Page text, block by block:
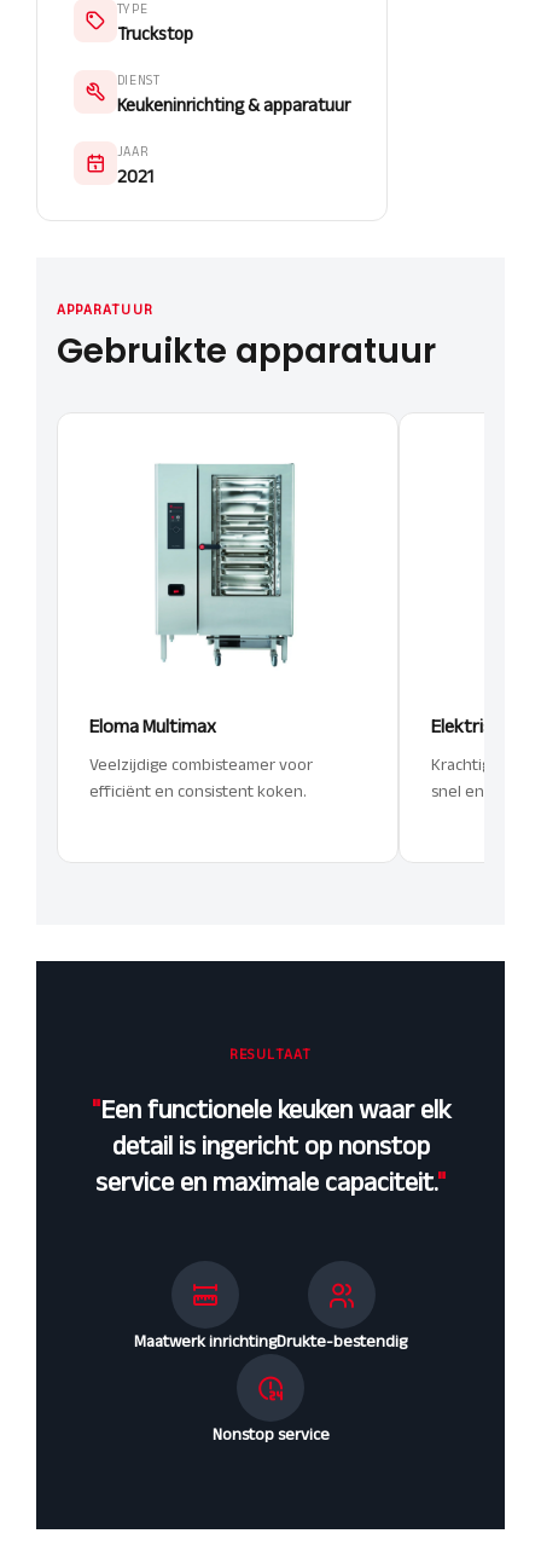
TYPE
Truckstop
DIENST
Keukeninrichting & apparatuur
JAAR
2021
APPARATUUR
Gebruikte apparatuur
Eloma Multimax
Veelzijdige combisteamer voor
efficiënt en consistent koken.
Elektrische
Krachtige
snel en
RESULTAAT
"Een functionele keuken waar elk
detail is ingericht op nonstop
service en maximale capaciteit."
Maatwerk inrichtingDrukte-bestendig
Nonstop service